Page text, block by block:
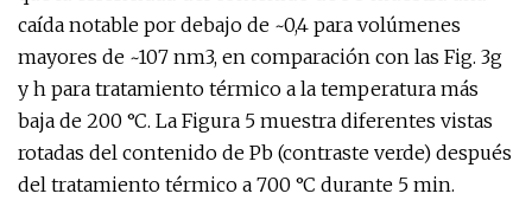
caída notable por debajo de ~0,4 para volúmenes
mayores de ~107 nm3, en comparación con las Fig. 3g
y h para tratamiento térmico a la temperatura más
baja de 200 °C. La Figura 5 muestra diferentes vistas
rotadas del contenido de Pb (contraste verde) después
del tratamiento térmico a 700 °C durante 5 min.